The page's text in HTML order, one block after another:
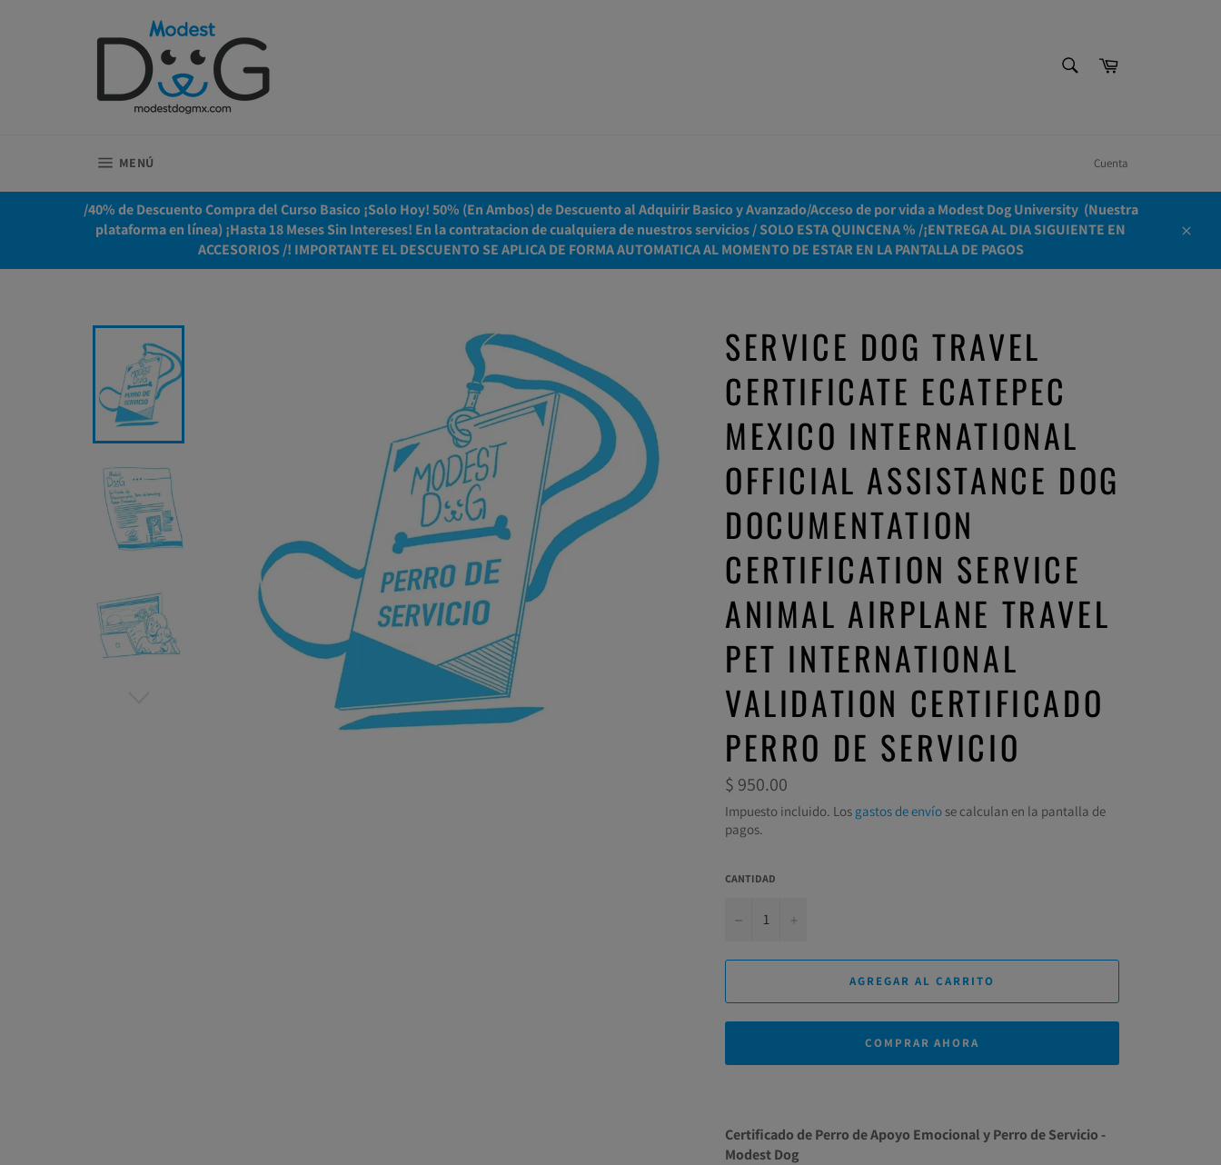
Carrito
MENÚ Cuenta
/40% de Descuento Compra del Curso Basico ¡Solo Hoy! 50% (En Ambos) de Descuento al Adquirir Basico y Avanzado/Acceso de por vida a Modest Dog University ​ (Nuestra
plataforma en línea) ¡Hasta 18 Meses Sin Intereses! En la contratacion de cualquiera de nuestros servicios / SOLO ESTA QUINCENA % /¡ENTREGA AL DIA SIGUIENTE EN
ACCESORIOS /! IMPORTANTE EL DESCUENTO SE APLICA DE FORMA AUTOMATICA AL MOMENTO DE ESTAR EN LA PANTALLA DE PAGOS
SERVICE DOG TRAVEL
CERTIFICATE ECATEPEC
MEXICO INTERNATIONAL
OFFICIAL ASSISTANCE DOG
DOCUMENTATION
CERTIFICATION SERVICE
ANIMAL AIRPLANE TRAVEL
PET INTERNATIONAL
VALIDATION CERTIFICADO
PERRO DE SERVICIO
Precio
habitual
$ 950.00
Impuesto incluido. Los gastos de envío se calculan en la pantalla de
pagos.
CANTIDAD
−
AGREGAR AL CARRITO
COMPRAR AHORA
Certificado de Perro de Apoyo Emocional y Perro de Servicio -
Modest Dog